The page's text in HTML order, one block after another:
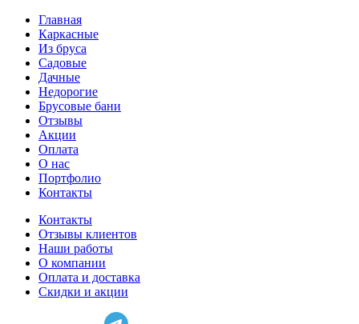
Главная
Каркасные
Из бруса
Садовые
Дачные
Недорогие
Брусовые бани
Отзывы
Акции
Оплата
О нас
Портфолио
Контакты
Контакты
Отзывы клиентов
Наши работы
О компании
Оплата и доставка
Скидки и акции